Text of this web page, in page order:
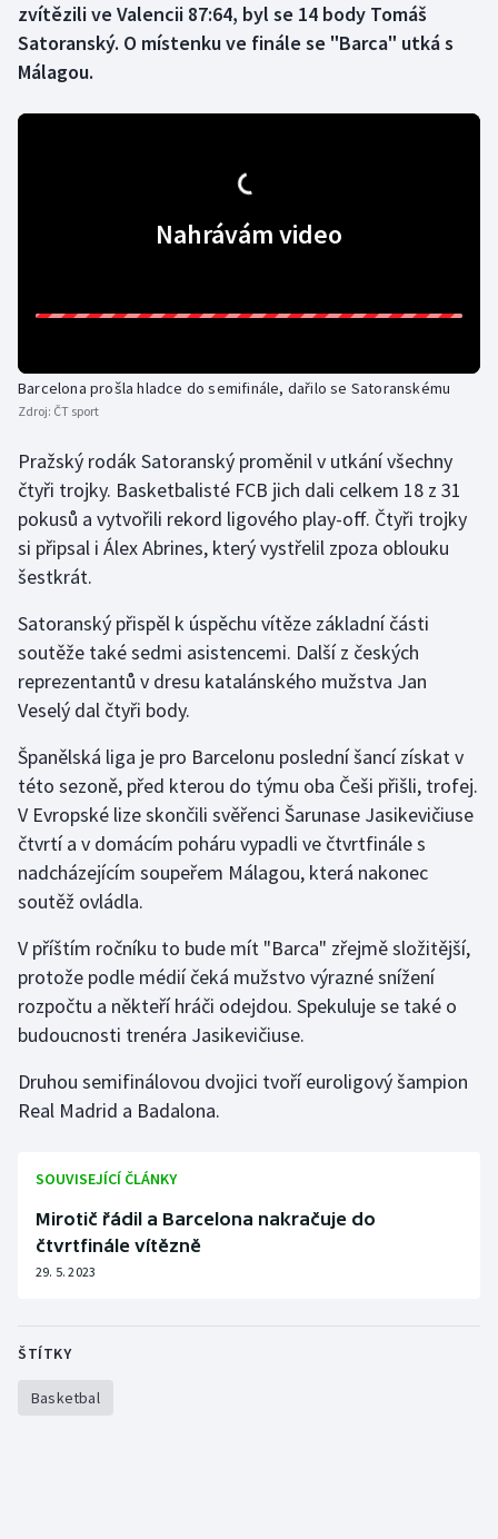
Florbal
Judo
Krasobruslení
Lezení
Lyže a snowboard
Moderní pětiboj
Motorsport
Olympijské hry
Parasport
Plavání
Plážový volejbal
Ragby
Rychlobruslení
Rychlostní kanoistika
Triatlon
Vodní slalom
zvítězili ve Valencii 87:64, byl se 14 body Tomáš
Satoranský. O místenku ve finále se "Barca" utká s
Málagou.
Nahrávám video
Barcelona prošla hladce do semifinále, dařilo se Satoranskému
Zdroj: ČT sport
Pražský rodák Satoranský proměnil v utkání všechny
čtyři trojky. Basketbalisté FCB jich dali celkem 18 z 31
pokusů a vytvořili rekord ligového play-off. Čtyři trojky
si připsal i Álex Abrines, který vystřelil zpoza oblouku
šestkrát.
Satoranský přispěl k úspěchu vítěze základní části
soutěže také sedmi asistencemi. Další z českých
reprezentantů v dresu katalánského mužstva Jan
Veselý dal čtyři body.
Španělská liga je pro Barcelonu poslední šancí získat v
této sezoně, před kterou do týmu oba Češi přišli, trofej.
V Evropské lize skončili svěřenci Šarunase Jasikevičiuse
čtvrtí a v domácím poháru vypadli ve čtvrtfinále s
nadcházejícím soupeřem Málagou, která nakonec
soutěž ovládla.
V příštím ročníku to bude mít "Barca" zřejmě složitější,
protože podle médií čeká mužstvo výrazné snížení
rozpočtu a někteří hráči odejdou. Spekuluje se také o
budoucnosti trenéra Jasikevičiuse.
Druhou semifinálovou dvojici tvoří euroligový šampion
Real Madrid a Badalona.
SOUVISEJÍCÍ ČLÁNKY
Mirotič řádil a Barcelona nakračuje do
čtvrtfinále vítězně
29. 5. 2023
ŠTÍTKY
Basketbal